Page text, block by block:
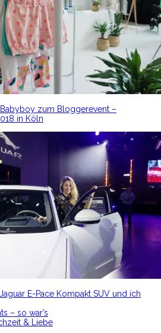
zum Bloggerevent –
in Köln
E-Pace Kompakt SUV und ich
– so war’s
& Liebe